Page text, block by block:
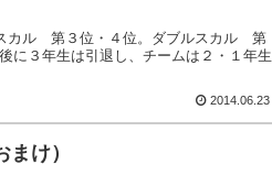
カル 第３位・４位。ダブルスカル 第
に３年生は引退し、チームは２・１年生
2014.06.23
け）